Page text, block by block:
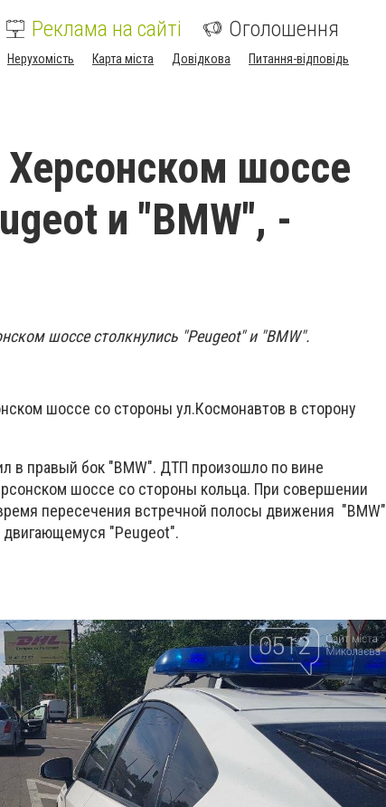
Реклама на сайті Оголошення
Нерухомість Карта міста Довідкова Питання-відповідь
шоссе
и "BMW", -
шоссе столкнулись "Peugeot" и "BMW".
шоссе со стороны ул.Космонавтов в сторону
в правый бок "BMW". ДТП произошло по вине
шоссе со стороны кольца. При совершении
пересечения встречной полосы движения "BMW"
"Peugeot".